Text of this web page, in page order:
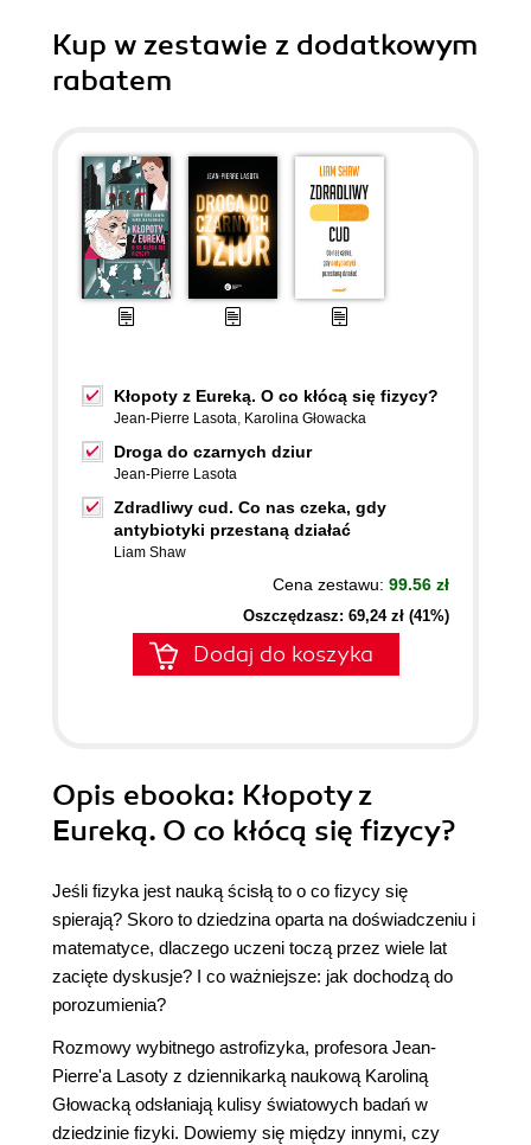
Kup w zestawie z dodatkowym
rabatem
Kłopoty z Eureką. O co kłócą się fizycy?
Jean-Pierre Lasota, Karolina Głowacka
Droga do czarnych dziur
Jean-Pierre Lasota
Zdradliwy cud. Co nas czeka, gdy
antybiotyki przestaną działać
Liam Shaw
Cena zestawu: 99.56 zł
Oszczędzasz: 69,24 zł (41%)
Dodaj do koszyka
Opis ebooka: Kłopoty z
Eureką. O co kłócą się fizycy?
Jeśli fizyka jest nauką ścisłą to o co fizycy się
spierają? Skoro to dziedzina oparta na doświadczeniu i
matematyce, dlaczego uczeni toczą przez wiele lat
zacięte dyskusje? I co ważniejsze: jak dochodzą do
porozumienia?
Rozmowy wybitnego astrofizyka, profesora Jean-
Pierre'a Lasoty z dziennikarką naukową Karoliną
Głowacką odsłaniają kulisy światowych badań w
dziedzinie fizyki. Dowiemy się między innymi, czy